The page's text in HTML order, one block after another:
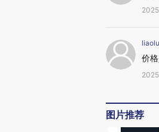
价
图片推荐